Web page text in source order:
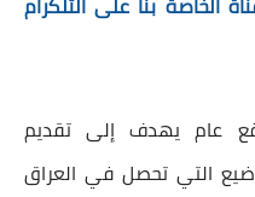
عام يهدف إلى تقديم
التي تحصل في العراق